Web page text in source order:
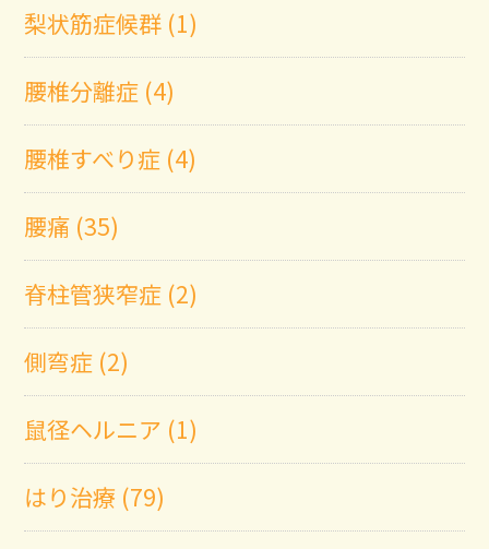
梨状筋症候群 (1)
腰椎分離症 (4)
腰椎すべり症 (4)
腰痛 (35)
脊柱管狭窄症 (2)
側弯症 (2)
鼠径ヘルニア (1)
はり治療 (79)